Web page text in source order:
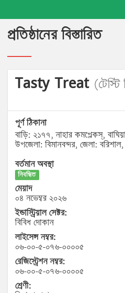
প্রতিষ্ঠানের বিস্তারিত
Tasty Treat (টেস্টি
পূর্ণ ঠিকানা
বাড়ি: ২১৭৭, নাহার কমপ্লেকস্,
উপজেলা: বিমানবন্দর, জেলা:
বর্তমান অবস্থা
নিবন্ধিত
মেয়াদ
০৪ নভেম্বর ২০২৬
ইন্ডাস্ট্রিয়াল সেক্টর:
বিবিধ দোকান
লাইসেন্স নম্বর:
০৬-০০-৫-০৭৬-০০০০৫
রেজিস্ট্রেশন নম্বর:
০৬-০০-৫-০৭৬-০০০০৫
শ্রেণী: